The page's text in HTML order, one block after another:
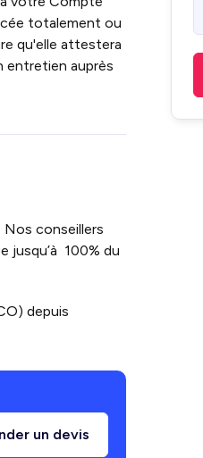
totalement ou
qu'elle attestera
entretien auprès
Nos conseillers
jusqu’à 100% du
depuis
un devis